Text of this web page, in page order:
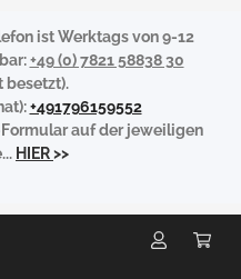
ist Werktags von 9-12
+49 (0) 7821 58838 30
besetzt).
+491796159552
auf der jeweiligen
HIER>>